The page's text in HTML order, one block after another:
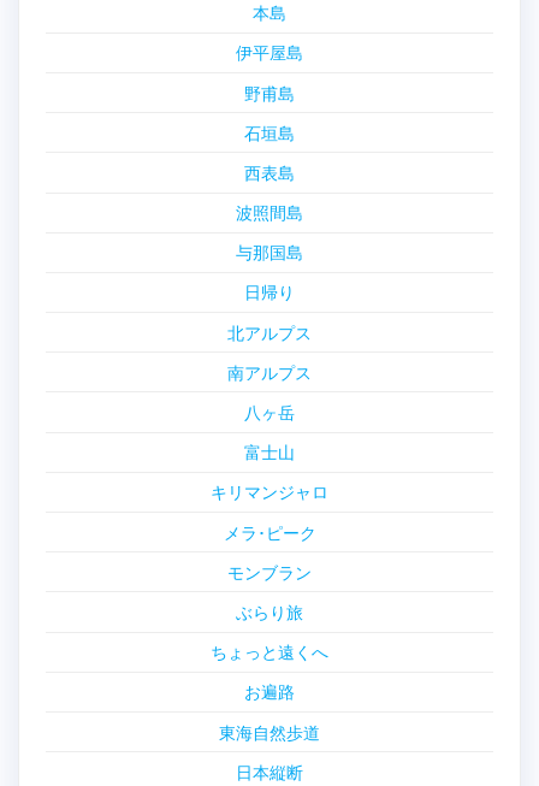
本島
伊平屋島
野甫島
石垣島
西表島
波照間島
与那国島
日帰り
北アルプス
南アルプス
八ヶ岳
富士山
キリマンジャロ
メラ･ピーク
モンブラン
ぶらり旅
ちょっと遠くへ
お遍路
東海自然歩道
日本縦断